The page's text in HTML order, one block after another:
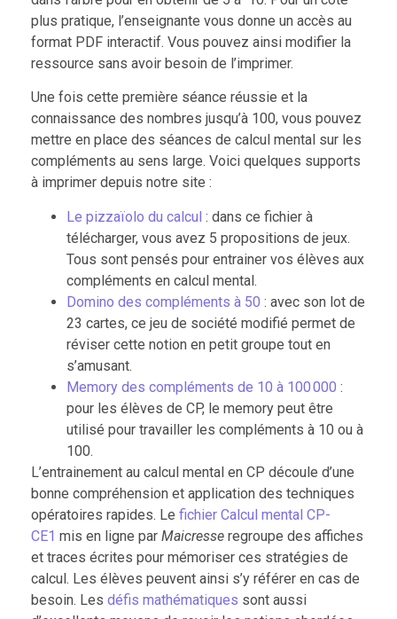
plus pratique, l’enseignante vous donne un accès au
format PDF interactif. Vous pouvez ainsi modifier la
ressource sans avoir besoin de l’imprimer.
Une fois cette première séance réussie et la
connaissance des nombres jusqu’à 100, vous pouvez
mettre en place des séances de calcul mental sur les
compléments au sens large. Voici quelques supports
à imprimer depuis notre site :
Le pizzaïolo du calcul : dans ce fichier à
télécharger, vous avez 5 propositions de jeux.
Tous sont pensés pour entrainer vos élèves aux
compléments en calcul mental.
Domino des compléments à 50 : avec son lot de
23 cartes, ce jeu de société modifié permet de
réviser cette notion en petit groupe tout en
s’amusant.
Memory des compléments de 10 à 100 000 :
pour les élèves de CP, le memory peut être
utilisé pour travailler les compléments à 10 ou à
100.
L’entrainement au calcul mental en CP découle d’une
bonne compréhension et application des techniques
opératoires rapides. Le fichier Calcul mental CP-
CE1 mis en ligne par Maicresse regroupe des affiches
et traces écrites pour mémoriser ces stratégies de
calcul. Les élèves peuvent ainsi s’y référer en cas de
besoin. Les défis mathématiques sont aussi